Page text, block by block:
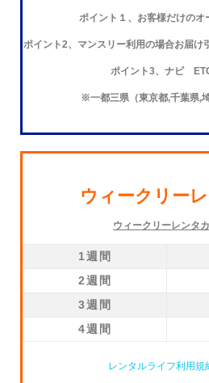
ポイント１、お客様だけのオ
ポイント2、マンスリー利用の場合お届け
ポイント3、ナビ
※一都三県（東京都,千葉県,
ウィークリー
ウィークリーレンタ
1週間
2週間
3週間
4週間
レンタルライフ利用規